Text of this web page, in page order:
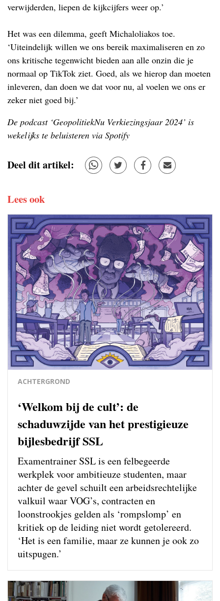
verwijderden, liepen de kijkcijfers weer op.’
Het was een dilemma, geeft Michaloliakos toe.
‘Uiteindelijk willen we ons bereik maximaliseren en zo
ons kritische tegenwicht bieden aan alle onzin die je
normaal op TikTok ziet. Goed, als we hierop dan moeten
inleveren, dan doen we dat voor nu, al voelen we ons er
zeker niet goed bij.’
De podcast ‘GeopolitiekNu Verkiezingsjaar 2024’ is
wekelijks te beluisteren via Spotify
Deel dit artikel:
Lees ook
ACHTERGROND
‘Welkom bij de cult’: de
schaduwzijde van het prestigieuze
bijlesbedrijf SSL
Examentrainer SSL is een felbegeerde
werkplek voor ambitieuze studenten, maar
achter de gevel schuilt een arbeidsrechtelijke
valkuil waar VOG’s, contracten en
loonstrookjes gelden als ‘rompslomp’ en
kritiek op de leiding niet wordt getolereerd.
‘Het is een familie, maar ze kunnen je ook zo
uitspugen.’